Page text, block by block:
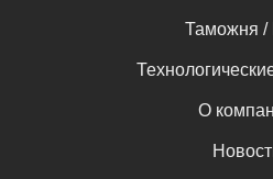
Таможня
О